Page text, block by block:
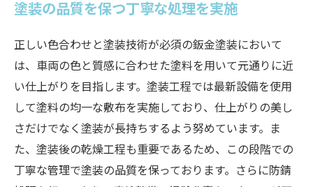
塗装の品質を保つ丁寧な処理を実施
正しい色合わせと塗装技術が必須の鈑金塗装において
は、車両の色と質感に合わせた塗料を用いて元通りに近
い仕上がりを目指します。塗装工程では最新設備を使用
して塗料の均一な敷布を実施しており、仕上がりの美し
さだけでなく塗装が長持ちするよう努めています。ま
た、塗装後の乾燥工程も重要であるため、この段階での
丁寧な管理で塗装の品質を保っております。さらに防錆